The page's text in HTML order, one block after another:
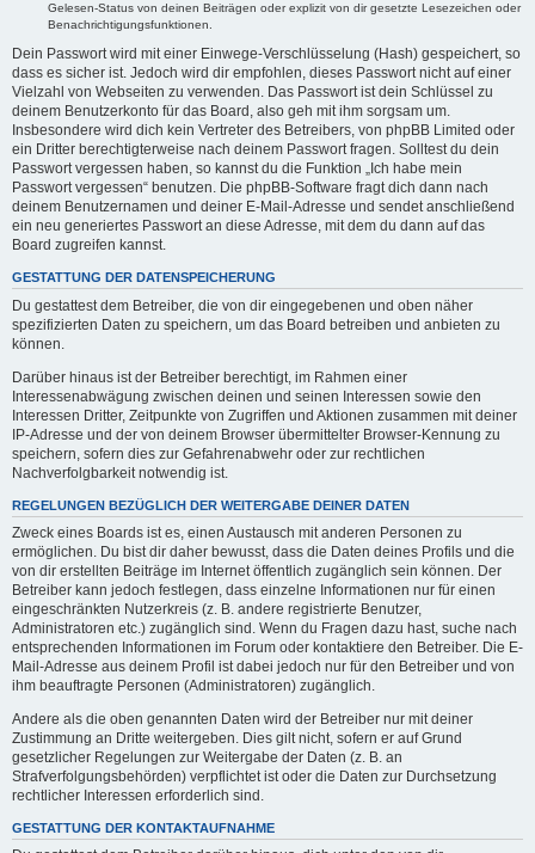
Gelesen-Status von deinen Beiträgen oder explizit von dir gesetzte Lesezeichen oder
Benachrichtigungsfunktionen.
Dein Passwort wird mit einer Einwege-Verschlüsselung (Hash) gespeichert, so
dass es sicher ist. Jedoch wird dir empfohlen, dieses Passwort nicht auf einer
Vielzahl von Webseiten zu verwenden. Das Passwort ist dein Schlüssel zu
deinem Benutzerkonto für das Board, also geh mit ihm sorgsam um.
Insbesondere wird dich kein Vertreter des Betreibers, von phpBB Limited oder
ein Dritter berechtigterweise nach deinem Passwort fragen. Solltest du dein
Passwort vergessen haben, so kannst du die Funktion „Ich habe mein
Passwort vergessen“ benutzen. Die phpBB-Software fragt dich dann nach
deinem Benutzernamen und deiner E-Mail-Adresse und sendet anschließend
ein neu generiertes Passwort an diese Adresse, mit dem du dann auf das
Board zugreifen kannst.
GESTATTUNG DER DATENSPEICHERUNG
Du gestattest dem Betreiber, die von dir eingegebenen und oben näher
spezifizierten Daten zu speichern, um das Board betreiben und anbieten zu
können.
Darüber hinaus ist der Betreiber berechtigt, im Rahmen einer
Interessenabwägung zwischen deinen und seinen Interessen sowie den
Interessen Dritter, Zeitpunkte von Zugriffen und Aktionen zusammen mit deiner
IP-Adresse und der von deinem Browser übermittelter Browser-Kennung zu
speichern, sofern dies zur Gefahrenabwehr oder zur rechtlichen
Nachverfolgbarkeit notwendig ist.
REGELUNGEN BEZÜGLICH DER WEITERGABE DEINER DATEN
Zweck eines Boards ist es, einen Austausch mit anderen Personen zu
ermöglichen. Du bist dir daher bewusst, dass die Daten deines Profils und die
von dir erstellten Beiträge im Internet öffentlich zugänglich sein können. Der
Betreiber kann jedoch festlegen, dass einzelne Informationen nur für einen
eingeschränkten Nutzerkreis (z. B. andere registrierte Benutzer,
Administratoren etc.) zugänglich sind. Wenn du Fragen dazu hast, suche nach
entsprechenden Informationen im Forum oder kontaktiere den Betreiber. Die E-
Mail-Adresse aus deinem Profil ist dabei jedoch nur für den Betreiber und von
ihm beauftragte Personen (Administratoren) zugänglich.
Andere als die oben genannten Daten wird der Betreiber nur mit deiner
Zustimmung an Dritte weitergeben. Dies gilt nicht, sofern er auf Grund
gesetzlicher Regelungen zur Weitergabe der Daten (z. B. an
Strafverfolgungsbehörden) verpflichtet ist oder die Daten zur Durchsetzung
rechtlicher Interessen erforderlich sind.
GESTATTUNG DER KONTAKTAUFNAHME